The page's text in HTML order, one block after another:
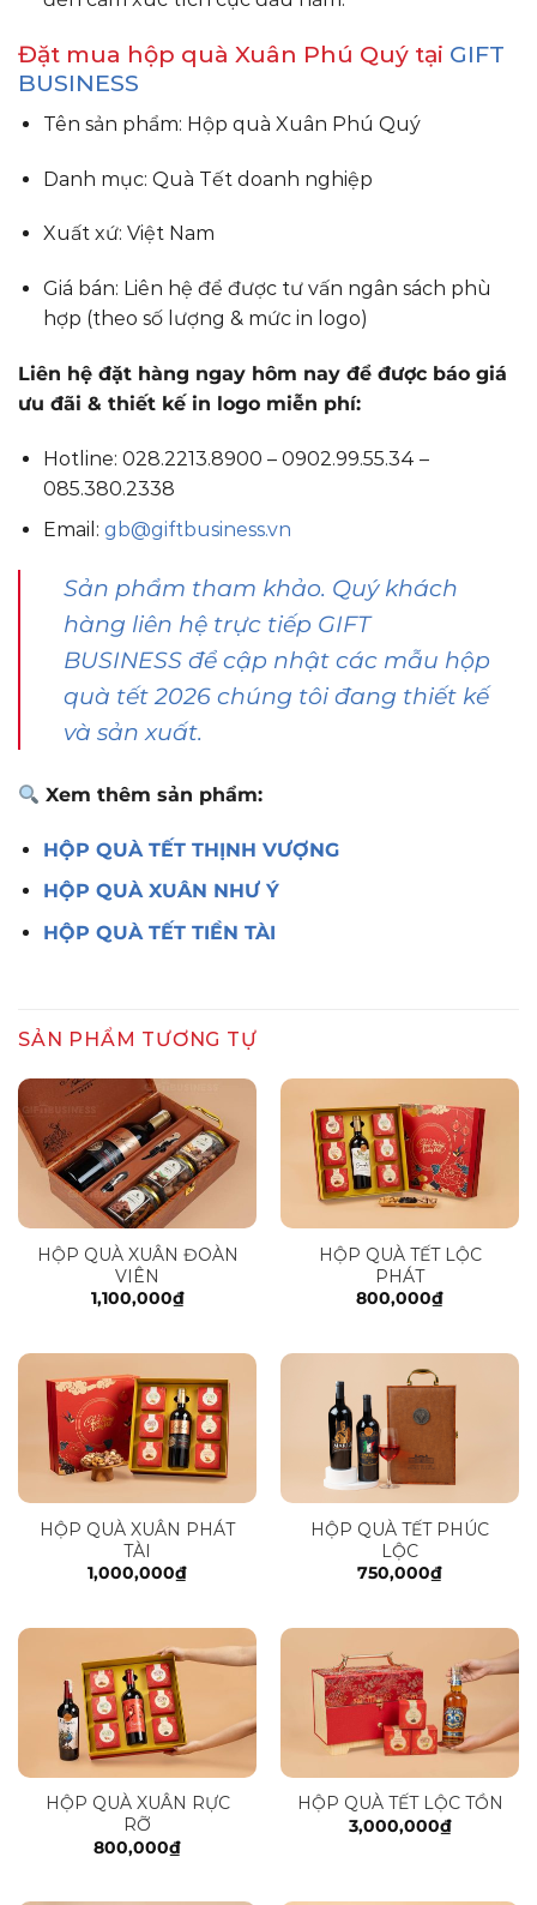
Đặt mua hộp quà Xuân Phú Quý tại GIFT
BUSINESS
Tên sản phẩm: Hộp quà Xuân Phú Quý
Danh mục: Quà Tết doanh nghiệp
Xuất xứ: Việt Nam
Giá bán: Liên hệ để được tư vấn ngân sách phù
hợp (theo số lượng & mức in logo)
Liên hệ đặt hàng ngay hôm nay để được báo giá
ưu đãi & thiết kế in logo miễn phí:
Hotline: 028.2213.8900 – 0902.99.55.34 –
085.380.2338
Email: gb@giftbusiness.vn
Sản phẩm tham khảo. Quý khách
hàng liên hệ trực tiếp GIFT
BUSINESS để cập nhật các mẫu hộp
quà tết 2026 chúng tôi đang thiết kế
và sản xuất.
Xem thêm sản phẩm:
HỘP QUÀ TẾT THỊNH VƯỢNG
HỘP QUÀ XUÂN NHƯ Ý
HỘP QUÀ TẾT TIỀN TÀI
SẢN PHẨM TƯƠNG TỰ
HỘP QUÀ XUÂN ĐOÀN
VIÊN
1,100,000₫
HỘP QUÀ TẾT LỘC
PHÁT
800,000₫
HỘP QUÀ XUÂN PHÁT
TÀI
1,000,000₫
HỘP QUÀ TẾT PHÚC
LỘC
750,000₫
HỘP QUÀ XUÂN RỰC
RỠ
800,000₫
HỘP QUÀ TẾT LỘC TỒN
3,000,000₫